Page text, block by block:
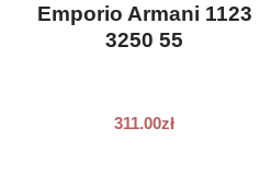
Emporio Armani 1123
3250 55
311.00zł